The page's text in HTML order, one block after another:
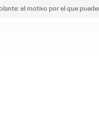
el motivo por el que